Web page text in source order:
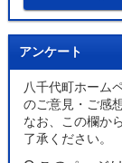
アンケート
八千代町ホーム
のご意見・ご感
なお、この欄か
了承ください。